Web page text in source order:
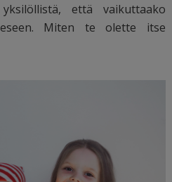
että vaikuttaako
Miten te olette itse